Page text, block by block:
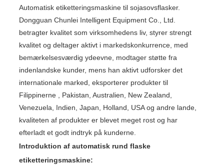
Automatisk etiketteringsmaskine til sojasovsflasker.
Dongguan Chunlei Intelligent Equipment Co., Ltd.
betragter kvalitet som virksomhedens liv, styrer strengt
kvalitet og deltager aktivt i markedskonkurrence, med
bemærkelsesværdig ydeevne, modtager støtte fra
indenlandske kunder, mens han aktivt udforsker det
internationale marked, eksporterer produkter til
Filippinerne , Pakistan, Australien, New Zealand,
Venezuela, Indien, Japan, Holland, USA og andre lande,
kvaliteten af ​​produkter er blevet meget rost og har
efterladt et godt indtryk på kunderne.
Introduktion af automatisk rund flaske
etiketteringsmaskine: